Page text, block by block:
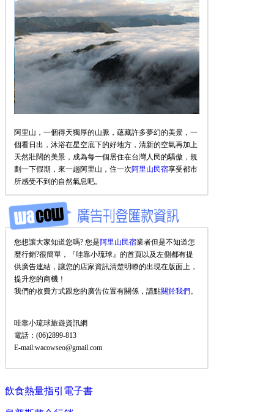
阿里山，一個得天獨厚的山脈，蘊藏許多夢幻的美景，一
個看日出，沐浴在星空底下的好地方，清新的空氣再加上
天然壯闊的美景，成為每一個居住在台灣人民的驕傲，規
劃一下假期，來一趟阿里山，住一次阿里山民宿享受都市
所感受不到的自然氣息吧。
您想讓大家知道您嗎? 您是阿里山民宿業者但是不知道怎
麼行銷?很簡單，『哇靠小琉球』的首頁以及左側都有提
供廣告連結，讓您的店家資訊清楚明瞭的出現在版面上，
提升您的商機！
我們的收費方式跟您的廣告位置有關係，請點關於我們。
哇靠小琉球旅遊資訊網
電話：(06)2899-813
E-mail:wacowseo@gmail.com
飲食熱量指引電子書